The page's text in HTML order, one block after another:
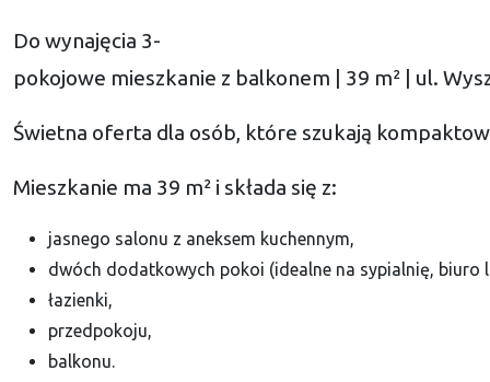
Do wynajęcia 3-
pokojowe mieszkanie z balkonem | 39 m² | ul.
Świetna oferta dla osób, które szukają
Mieszkanie ma 39 m² i składa się z:
jasnego salonu z aneksem kuchennym,
dwóch dodatkowych pokoi (idealne na sypialnię, biuro
łazienki,
przedpokoju,
balkonu.